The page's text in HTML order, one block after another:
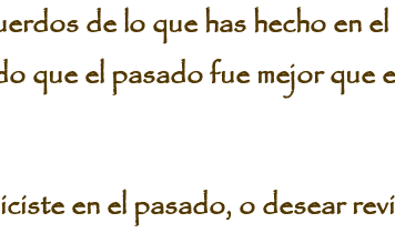
de lo que has hecho en
que el pasado fue mejor que
en el pasado, o desear